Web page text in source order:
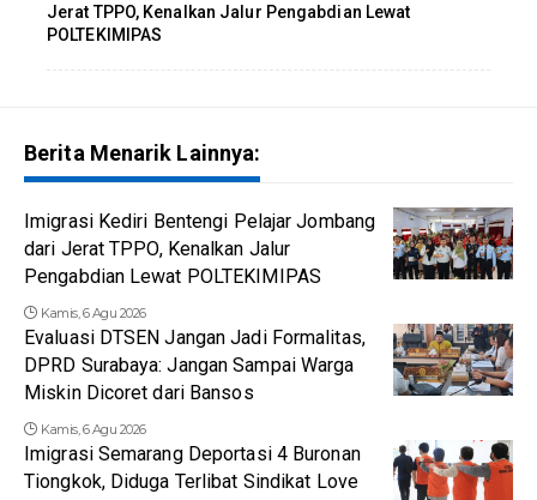
Jerat TPPO, Kenalkan Jalur Pengabdian Lewat
POLTEKIMIPAS
Berita Menarik Lainnya:
Imigrasi Kediri Bentengi Pelajar Jombang
dari Jerat TPPO, Kenalkan Jalur
Pengabdian Lewat POLTEKIMIPAS
Kamis, 6 Agu 2026
Evaluasi DTSEN Jangan Jadi Formalitas,
DPRD Surabaya: Jangan Sampai Warga
Miskin Dicoret dari Bansos
Kamis, 6 Agu 2026
Imigrasi Semarang Deportasi 4 Buronan
Tiongkok, Diduga Terlibat Sindikat Love